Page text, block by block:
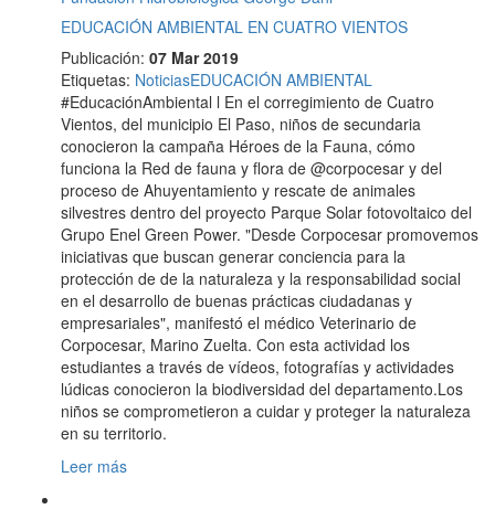
EDUCACIÓN AMBIENTAL EN CUATRO VIENTOS
Publicación: 07 Mar 2019
Etiquetas: NoticiasEDUCACIÓN AMBIENTAL
#EducaciónAmbiental l En el corregimiento de Cuatro
Vientos, del municipio El Paso, niños de secundaria
conocieron la campaña Héroes de la Fauna, cómo
funciona la Red de fauna y flora de @corpocesar y del
proceso de Ahuyentamiento y rescate de animales
silvestres dentro del proyecto Parque Solar fotovoltaico del
Grupo Enel Green Power. "Desde Corpocesar promovemos
iniciativas que buscan generar conciencia para la
protección de de la naturaleza y la responsabilidad social
en el desarrollo de buenas prácticas ciudadanas y
empresariales", manifestó el médico Veterinario de
Corpocesar, Marino Zuelta. Con esta actividad los
estudiantes a través de vídeos, fotografías y actividades
lúdicas conocieron la biodiversidad del departamento.Los
niños se comprometieron a cuidar y proteger la naturaleza
en su territorio.
Leer más